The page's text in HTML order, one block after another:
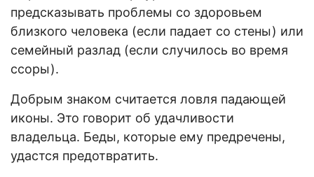
предсказывать проблемы со здоровьем
близкого человека (если падает со стены) или
семейный разлад (если случилось во время
ссоры).
Добрым знаком считается ловля падающей
иконы. Это говорит об удачливости
владельца. Беды, которые ему предречены,
удастся предотвратить.